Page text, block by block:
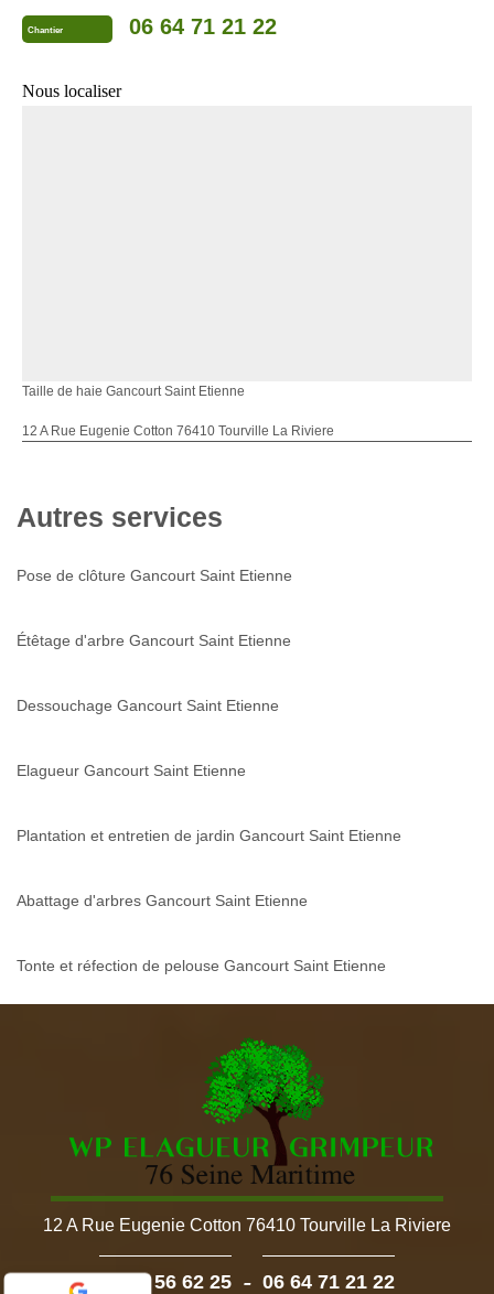
Chantier 06 64 71 21 22
Nous localiser
Taille de haie Gancourt Saint Etienne
12 A Rue Eugenie Cotton 76410 Tourville La Riviere
Autres services
Pose de clôture Gancourt Saint Etienne
Étêtage d'arbre Gancourt Saint Etienne
Dessouchage Gancourt Saint Etienne
Elagueur Gancourt Saint Etienne
Plantation et entretien de jardin Gancourt Saint Etienne
Abattage d'arbres Gancourt Saint Etienne
Tonte et réfection de pelouse Gancourt Saint Etienne
12 A Rue Eugenie Cotton 76410 Tourville La Riviere
02 52 56 62 25 - 06 64 71 21 22